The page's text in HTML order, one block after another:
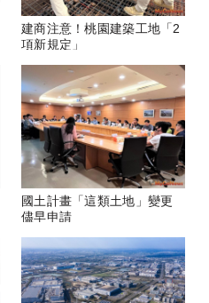
建商注意！桃園建築工地「2
項新規定」
國土計畫「這類土地」變更
儘早申請